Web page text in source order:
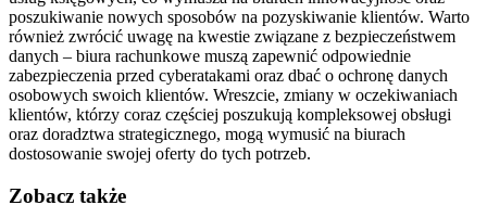
poszukiwanie nowych sposobów na pozyskiwanie klientów. Warto
również zwrócić uwagę na kwestie związane z bezpieczeństwem
danych – biura rachunkowe muszą zapewnić odpowiednie
zabezpieczenia przed cyberatakami oraz dbać o ochronę danych
osobowych swoich klientów. Wreszcie, zmiany w oczekiwaniach
klientów, którzy coraz częściej poszukują kompleksowej obsługi
oraz doradztwa strategicznego, mogą wymusić na biurach
dostosowanie swojej oferty do tych potrzeb.
Zobacz także